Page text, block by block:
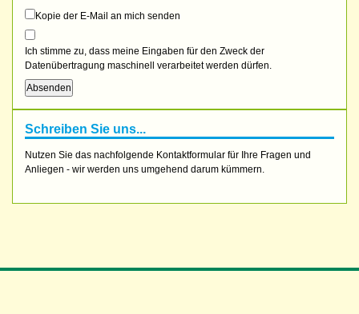
Kopie der E-Mail an mich senden
Ich stimme zu, dass meine Eingaben für den Zweck der
Datenübertragung maschinell verarbeitet werden dürfen.
Schreiben Sie uns...
Nutzen Sie das nachfolgende Kontaktformular für Ihre Fragen und
Anliegen - wir werden uns umgehend darum kümmern.